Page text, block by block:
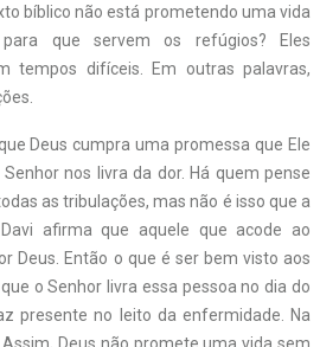
bíblico não está prometendo uma vida
que servem os refúgios? Eles
tempos difíceis. Em outras palavras,
Deus cumpra uma promessa que Ele
nos livra da dor. Há quem pense
as tribulações, mas não é isso que a
afirma que aquele que acode ao
Deus. Então o que é ser bem visto aos
o Senhor livra essa pessoa no dia do
presente no leito da enfermidade. Na
Deus não promete uma vida sem